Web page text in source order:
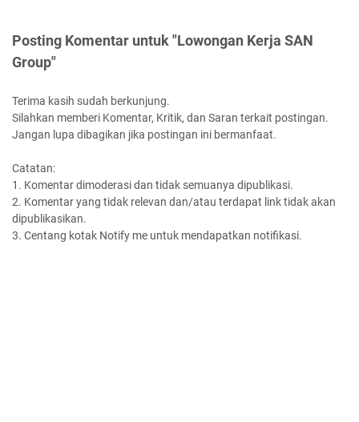
Posting Komentar untuk "Lowongan Kerja SAN
Group"
Terima kasih sudah berkunjung.
Silahkan memberi Komentar, Kritik, dan Saran terkait postingan.
Jangan lupa dibagikan jika postingan ini bermanfaat.
Catatan:
1. Komentar dimoderasi dan tidak semuanya dipublikasi.
2. Komentar yang tidak relevan dan/atau terdapat link tidak akan
dipublikasikan.
3. Centang kotak Notify me untuk mendapatkan notifikasi.